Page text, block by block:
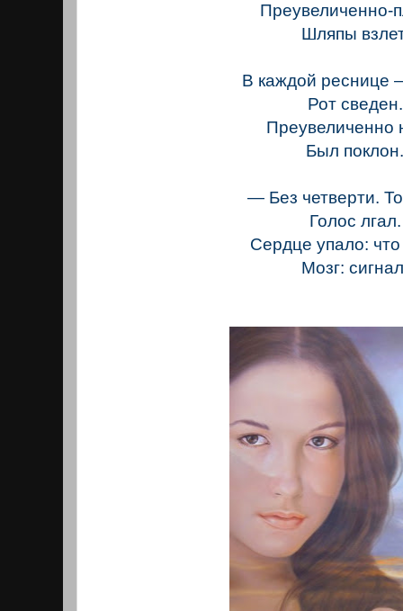
Преувеличенно-
Шляпы
В каждой реснице
Рот сведен.
Преувеличенно
Был
— Без четверти.
Голос лгал.
Сердце упало:
Мозг: